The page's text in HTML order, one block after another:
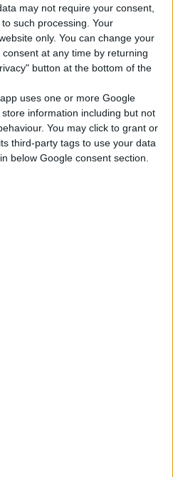
may not require your consent,
such processing. Your
only. You can change your
at any time by returning
button at the bottom of the
uses one or more Google
information including but not
You may click to grant or
third-party tags to use your data
below Google consent section.
στο δέρμα και τι πρέπει
- αφροδισιολόγος